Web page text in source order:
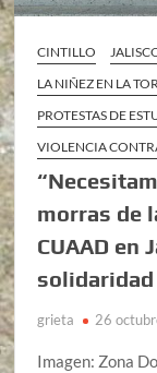
CINTILLO
LA NIÑEZ EN LA
PROTESTAS DE
VIOLENCIA
morras de
CUAAD en
grieta 26
Imagen: Zona